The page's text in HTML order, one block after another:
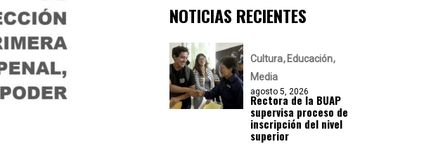
NOTICIAS RECIENTES
Cultura Educación
Media
agosto 5, 2026
Rectora de la BUAP
supervisa proceso de
inscripción del nivel
superior